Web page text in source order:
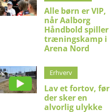
Alle børn er VIP,
når Aalborg
Håndbold spiller
træningskamp i
Arena Nord
Erhverv
Lav et fortov, før
der sker en
alvorlig ulykke